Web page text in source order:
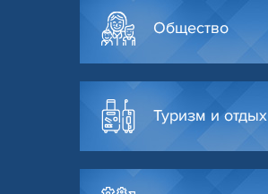
Общество
Туризм и отдых